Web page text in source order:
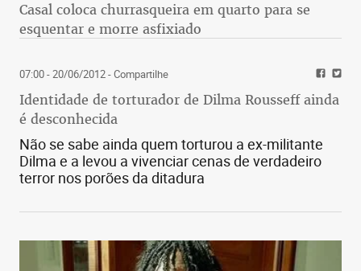
Casal coloca churrasqueira em quarto para se
esquentar e morre asfixiado
07:00 - 20/06/2012- Compartilhe
Identidade de torturador de Dilma Rousseff ainda
é desconhecida
Não se sabe ainda quem torturou a ex-militante
Dilma e a levou a vivenciar cenas de verdadeiro
terror nos porões da ditadura